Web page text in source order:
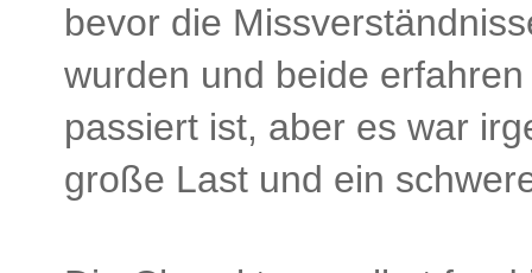
bevor die
wurden und beide
passiert ist, aber es war
große Last und ein